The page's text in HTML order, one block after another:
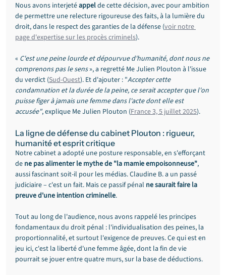
Nous avons interjeté appel de cette décision, avec pour ambition
de permettre une relecture rigoureuse des faits, à la lumière du
droit, dans le respect des garanties de la défense (voir notre
page d'expertise sur les procès criminels).
« C'est une peine lourde et dépourvue d'humanité, dont nous ne
comprenons pas le sens », a regretté Me Julien Plouton à l'issue
du verdict (Sud-Ouest). Et d'ajouter : "Accepter cette
condamnation et la durée de la peine, ce serait accepter que l'on
puisse figer à jamais une femme dans l'acte dont elle est
accusée", explique Me Julien Plouton (France 3, 5 juillet 2025).
La ligne de défense du cabinet Plouton : rigueur,
humanité et esprit critique
Notre cabinet a adopté une posture responsable, en s'efforçant
de ne pas alimenter le mythe de "la mamie empoisonneuse",
aussi fascinant soit-il pour les médias. Claudine B. a un passé
judiciaire – c'est un fait. Mais ce passif pénal ne saurait faire la
preuve d'une intention criminelle.
Tout au long de l'audience, nous avons rappelé les principes
fondamentaux du droit pénal : l'individualisation des peines, la
proportionnalité, et surtout l'exigence de preuves. Ce qui est en
jeu ici, c'est la liberté d'une femme âgée, dont la fin de vie
pourrait se jouer entre quatre murs, sur la base de déductions.